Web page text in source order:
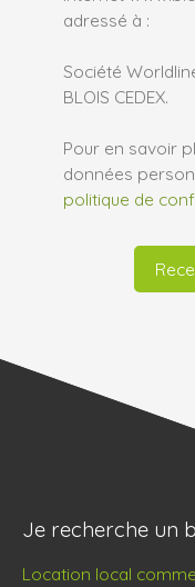
adressé à :
Société
BLOIS CEDEX.
Pour en savoir
données
politique de
Je recherche un
Location local